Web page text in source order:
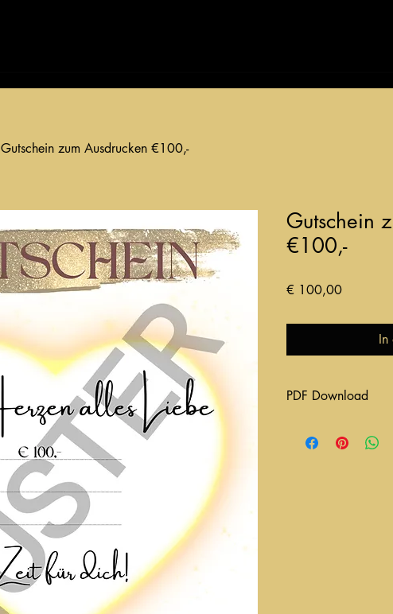
Gutschein zum Ausdrucken €100,-
Gutschein
€100,-
€ 100,00Preis
In
PDF Download
Download-Link für